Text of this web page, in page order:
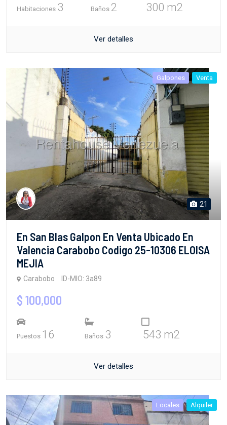
Habitaciones 3 Baños 2 300 m2
Ver detalles
Galpones Venta
21
En San Blas Galpon En Venta Ubicado En
Valencia Carabobo Codigo 25-10306 ELOISA
MEJIA
Carabobo ID-MIO: 3a89
$ 100,000
Puestos 16 Baños 3 543 m2
Ver detalles
Locales Alquiler